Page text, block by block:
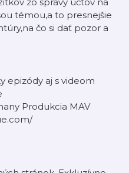
témou,a to presnejšie
čo si dať pozor a
epizódy aj s videom
Produkcia MAV